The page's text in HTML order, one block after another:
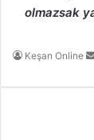
olmazsak
Keşan Online